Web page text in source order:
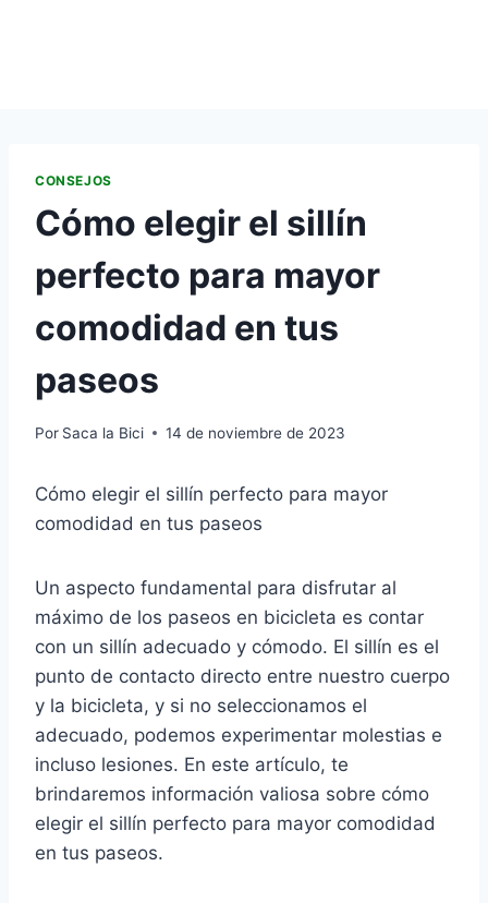
CONSEJOS
Cómo elegir el sillín
perfecto para mayor
comodidad en tus
paseos
Por Saca la Bici 14 de noviembre de 2023
Cómo elegir el sillín perfecto para mayor
comodidad en tus paseos
Un aspecto fundamental para disfrutar al
máximo de los paseos en bicicleta es contar
con un sillín adecuado y cómodo. El sillín es el
punto de contacto directo entre nuestro cuerpo
y la bicicleta, y si no seleccionamos el
adecuado, podemos experimentar molestias e
incluso lesiones. En este artículo, te
brindaremos información valiosa sobre cómo
elegir el sillín perfecto para mayor comodidad
en tus paseos.